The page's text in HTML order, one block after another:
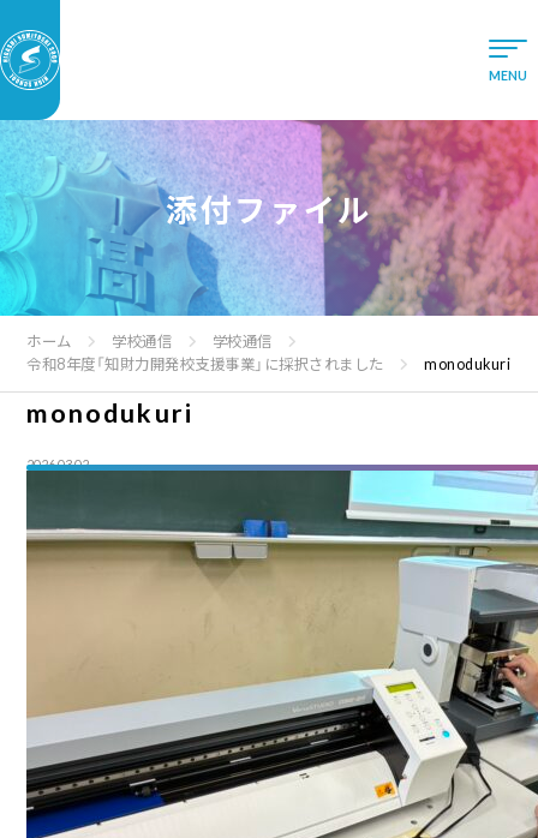
添付ファイル
ホーム 学校通信
学校通信
令和8年度「知財力開発校支援事業」に採択されました
monodukuri
monodukuri
2026.03.02